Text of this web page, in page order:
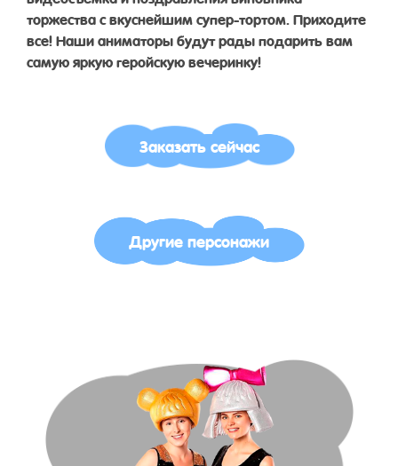
торжества с вкуснейшим супер-тортом. Приходите
все! Наши аниматоры будут рады подарить вам
самую яркую геройскую вечеринку!
Заказать сейчас
Другие персонажи